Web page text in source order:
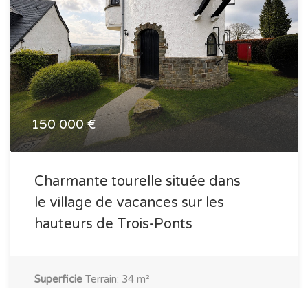
150 000 €
Charmante tourelle située dans
le village de vacances sur les
hauteurs de Trois-Ponts
Superficie Terrain: 34 m²